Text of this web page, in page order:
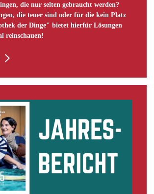
die nur selten gebraucht werden?
die teuer sind oder für die kein Platz
der Dinge" bietet hierfür Lösungen
reinschauen!